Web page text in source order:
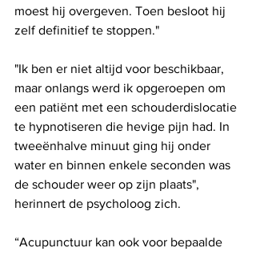
moest hij overgeven. Toen besloot hij
zelf definitief te stoppen."
"Ik ben er niet altijd voor beschikbaar,
maar onlangs werd ik opgeroepen om
een ​​patiënt met een schouderdislocatie
te hypnotiseren die hevige pijn had. In
tweeënhalve minuut ging hij onder
water en binnen enkele seconden was
de schouder weer op zijn plaats",
herinnert de psycholoog zich.
“Acupunctuur kan ook voor bepaalde